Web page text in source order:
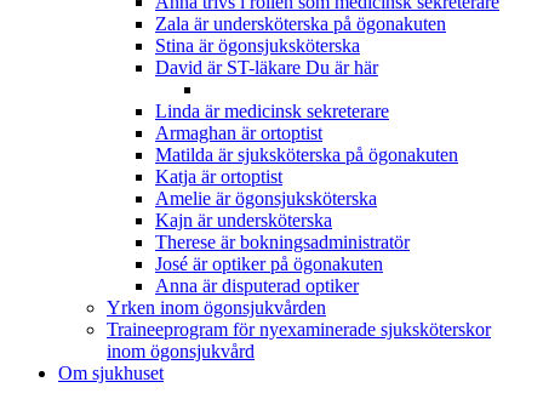
Zala är undersköterska på ögonakuten
Stina är ögonsjuksköterska
David är ST-läkare Du är här
Linda är medicinsk sekreterare
Armaghan är ortoptist
Matilda är sjuksköterska på ögonakuten
Katja är ortoptist
Amelie är ögonsjuksköterska
Kajn är undersköterska
Therese är bokningsadministratör
José är optiker på ögonakuten
Anna är disputerad optiker
Yrken inom ögonsjukvården
Traineeprogram för nyexaminerade sjuksköterskor
inom ögonsjukvård
Om sjukhuset